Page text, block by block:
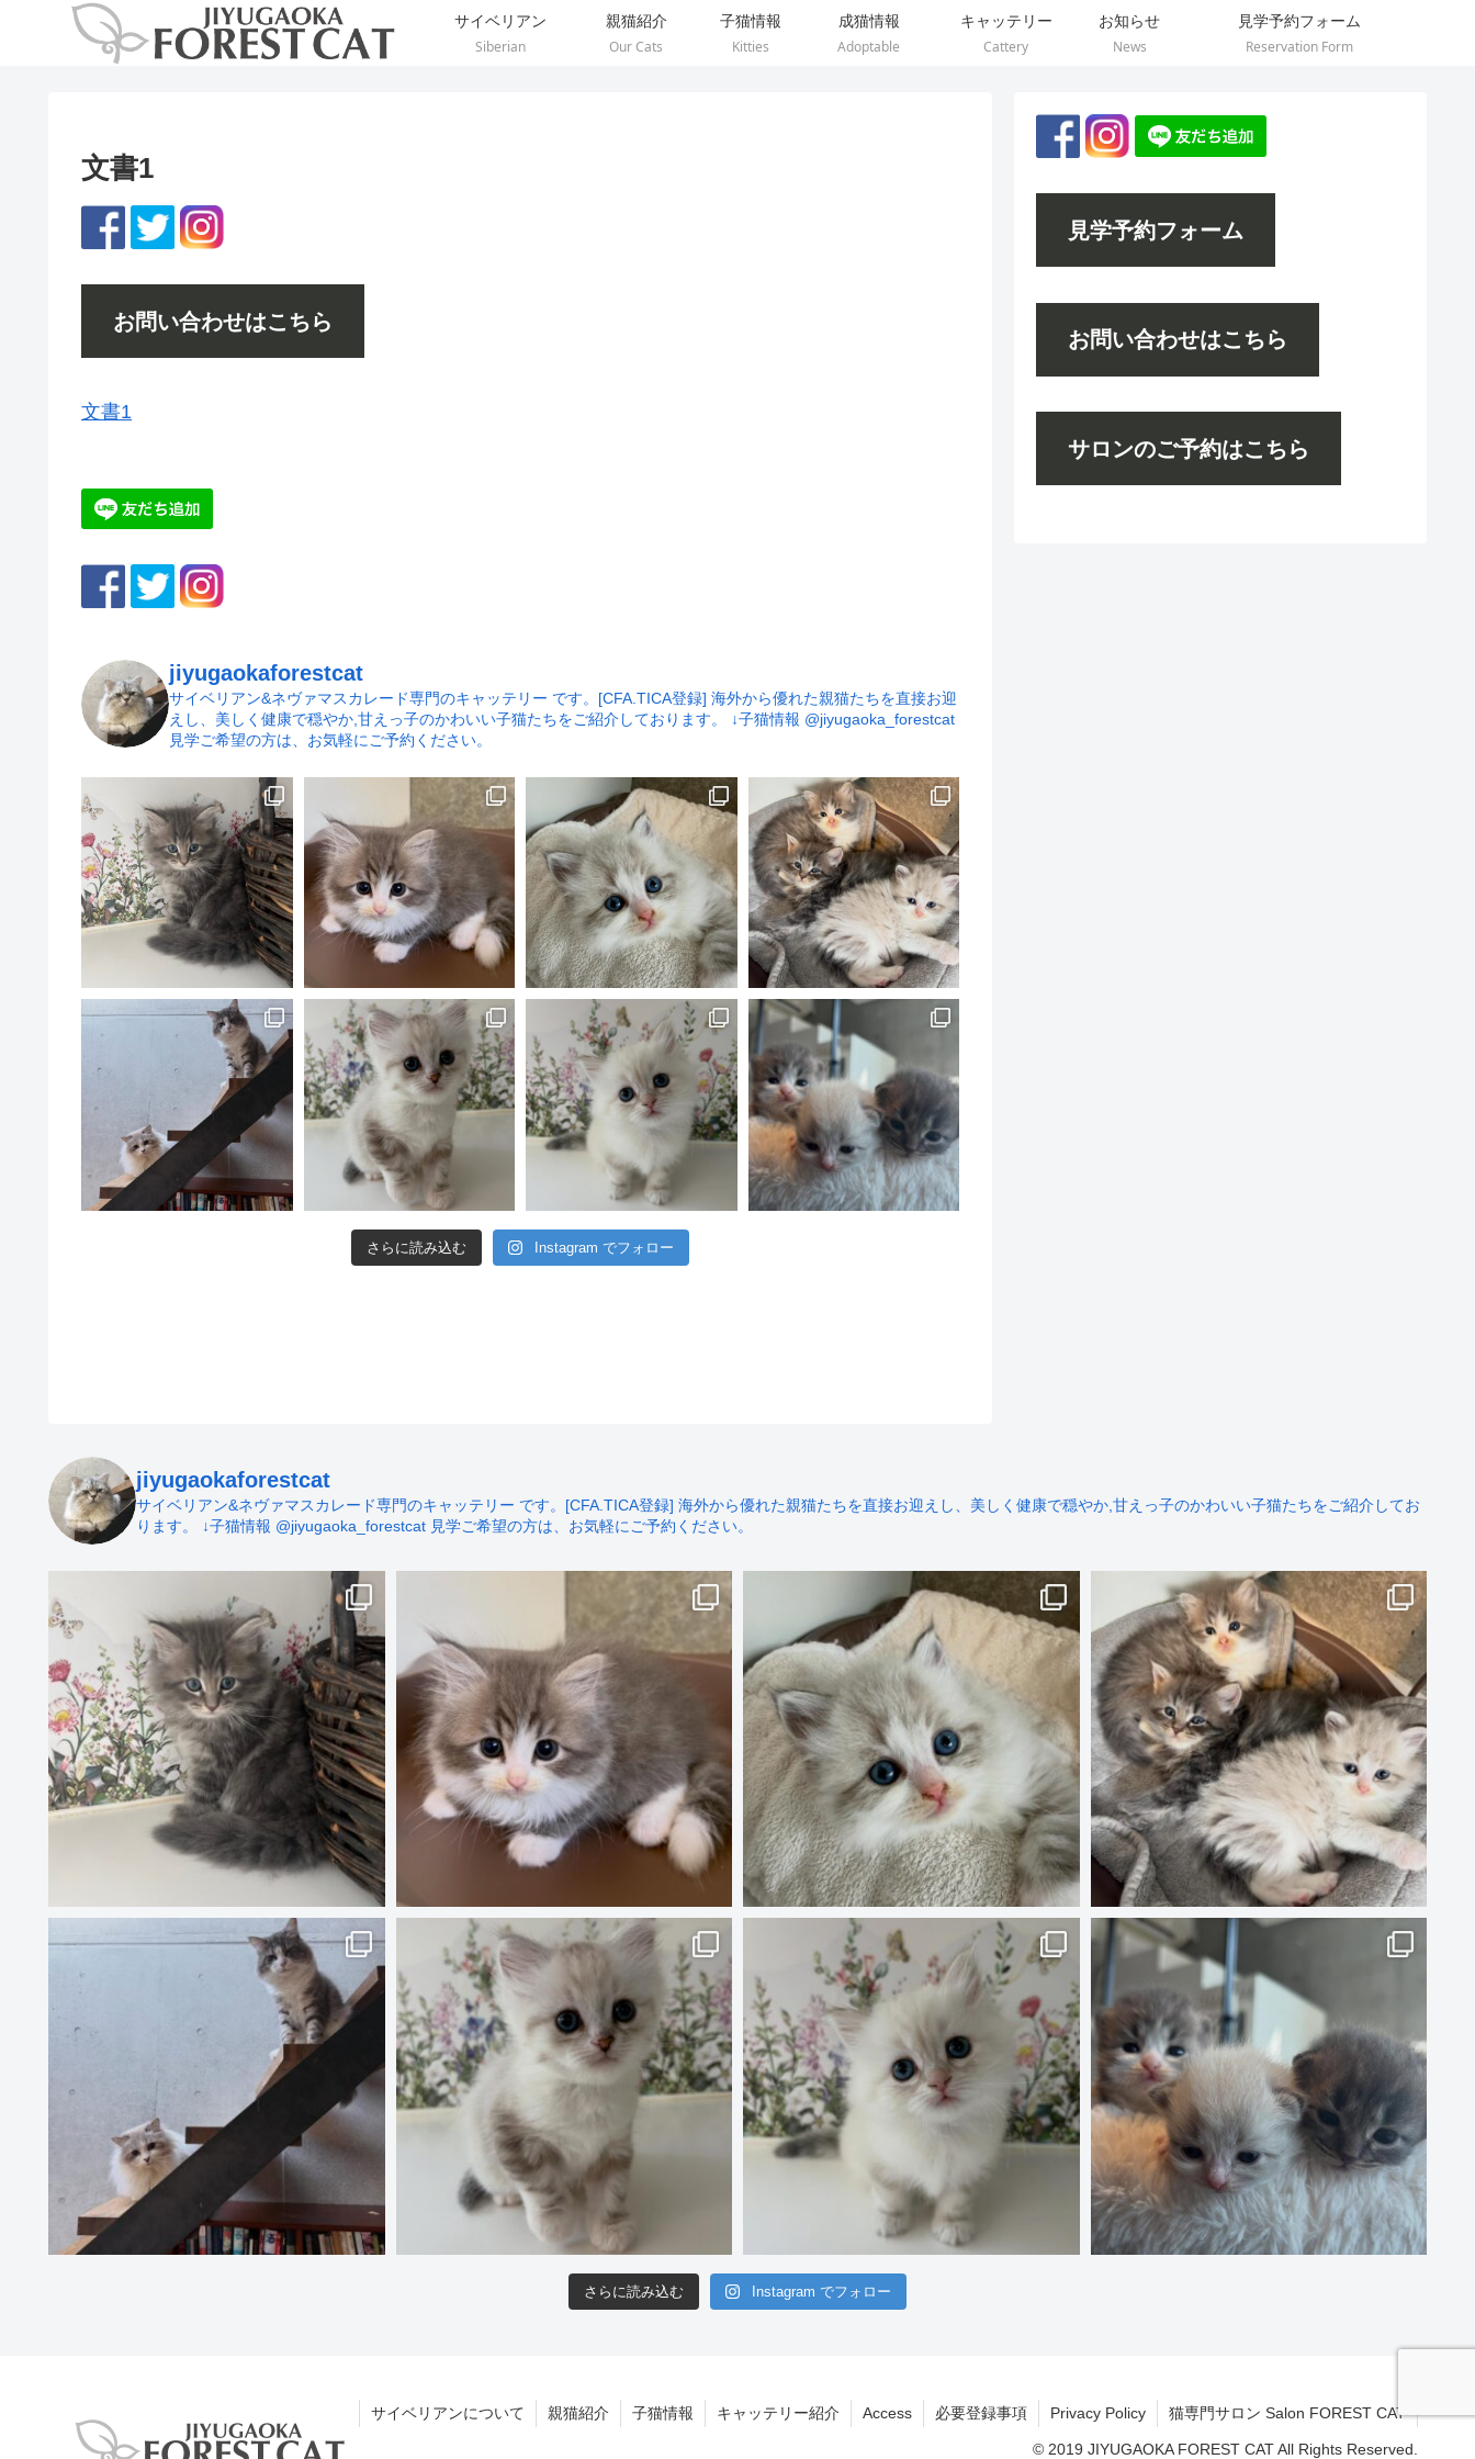
サイベリアン
Siberian
親猫紹介
Our Cats
子猫情報
Kitties
成猫情報
Adoptable
キャッテリー
Cattery
お知らせ
News
見学予約フォーム
Reservation Form
文書1
お問い合わせはこちら
文書1
jiyugaokaforestcat
サイベリアン&ネヴァマスカレード専門のキャッテリー です。[CFA.TICA登録] 海外から優れた親猫たちを直接お迎
えし、美しく健康で穏やか,甘えっ子のかわいい子猫たちをご紹介しております。
↓子猫情報 @jiyugaoka_forestcat
見学ご希望の方は、お気軽にご予約ください。
さらに読み込む Instagram でフォロー
見学予約フォーム
お問い合わせはこちら
サロンのご予約はこちら
jiyugaokaforestcat
サイベリアン&ネヴァマスカレード専門のキャッテリー です。[CFA.TICA登録] 海外から優れた親猫たちを直接お迎えし、美しく健康で穏やか,甘えっ子のかわいい子猫たちをご紹介してお
ります。
↓子猫情報 @jiyugaoka_forestcat 見学ご希望の方は、お気軽にご予約ください。
さらに読み込む Instagram でフォロー
サイベリアンについて 親猫紹介 子猫情報 キャッテリー紹介 Access 必要登録事項 Privacy Policy 猫専門サロン Salon FOREST CAT
© 2019 JIYUGAOKA FOREST CAT All Rights Reserved.